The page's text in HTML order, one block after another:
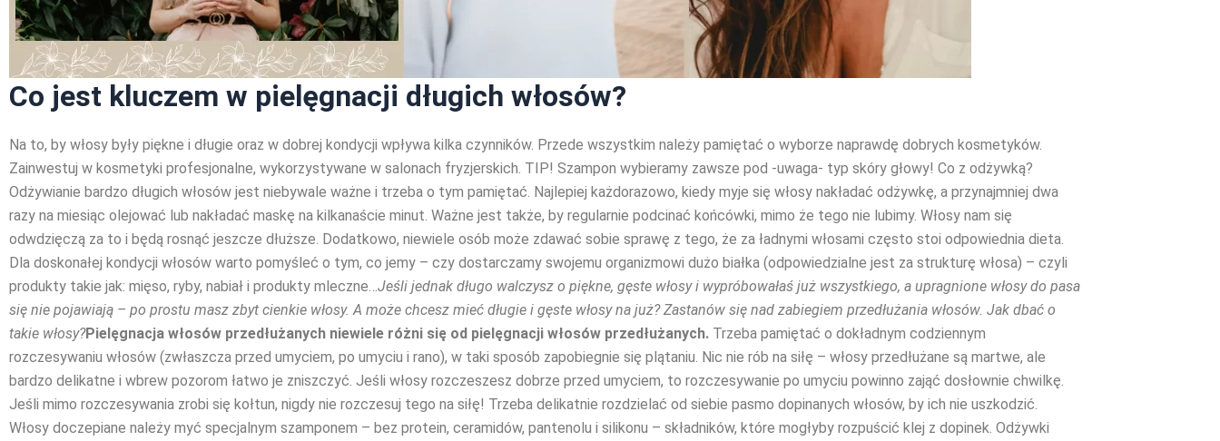
Co jest kluczem w pielęgnacji długich włosów?
Na to, by włosy były piękne i długie oraz w dobrej kondycji wpływa kilka czynników. Przede wszystkim należy pamiętać o wyborze naprawdę dobrych kosmetyków.
Zainwestuj w kosmetyki profesjonalne, wykorzystywane w salonach fryzjerskich. TIP! Szampon wybieramy zawsze pod -uwaga- typ skóry głowy! Co z odżywką?
Odżywianie bardzo długich włosów jest niebywale ważne i trzeba o tym pamiętać. Najlepiej każdorazowo, kiedy myje się włosy nakładać odżywkę, a przynajmniej dwa
razy na miesiąc olejować lub nakładać maskę na kilkanaście minut. Ważne jest także, by regularnie podcinać końcówki, mimo że tego nie lubimy. Włosy nam się
odwdzięczą za to i będą rosnąć jeszcze dłuższe. Dodatkowo, niewiele osób może zdawać sobie sprawę z tego, że za ładnymi włosami często stoi odpowiednia dieta.
Dla doskonałej kondycji włosów warto pomyśleć o tym, co jemy – czy dostarczamy swojemu organizmowi dużo białka (odpowiedzialne jest za strukturę włosa) – czyli
produkty takie jak: mięso, ryby, nabiał i produkty mleczne…Jeśli jednak długo walczysz o piękne, gęste włosy i wypróbowałaś już wszystkiego, a upragnione włosy do pasa
się nie pojawiają – po prostu masz zbyt cienkie włosy. A może chcesz mieć długie i gęste włosy na już? Zastanów się nad zabiegiem przedłużania włosów. Jak dbać o
takie włosy?Pielęgnacja włosów przedłużanych niewiele różni się od pielęgnacji włosów przedłużanych. Trzeba pamiętać o dokładnym codziennym
rozczesywaniu włosów (zwłaszcza przed umyciem, po umyciu i rano), w taki sposób zapobiegnie się plątaniu. Nic nie rób na siłę – włosy przedłużane są martwe, ale
bardzo delikatne i wbrew pozorom łatwo je zniszczyć. Jeśli włosy rozczeszesz dobrze przed umyciem, to rozczesywanie po umyciu powinno zająć dosłownie chwilkę.
Jeśli mimo rozczesywania zrobi się kołtun, nigdy nie rozczesuj tego na siłę! Trzeba delikatnie rozdzielać od siebie pasmo dopinanych włosów, by ich nie uszkodzić.
Włosy doczepiane należy myć specjalnym szamponem – bez protein, ceramidów, pantenolu i silikonu – składników, które mogłyby rozpuścić klej z dopinek. Odżywki